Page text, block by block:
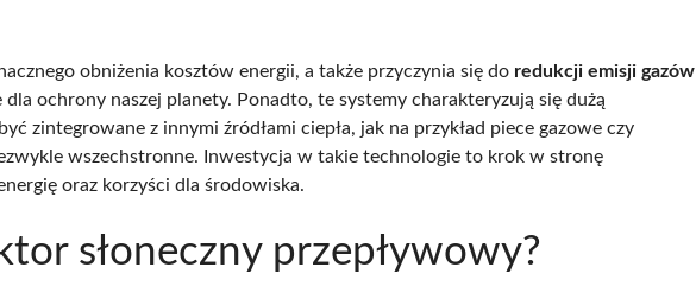
obniżenia kosztów energii, a także przyczynia się do redukcji emisji gazów
dla ochrony naszej planety. Ponadto, te systemy charakteryzują się dużą
zintegrowane z innymi źródłami ciepła, jak na przykład piece gazowe czy
wszechstronne. Inwestycja w takie technologie to krok w stronę
oraz korzyści dla środowiska.
słoneczny przepływowy?